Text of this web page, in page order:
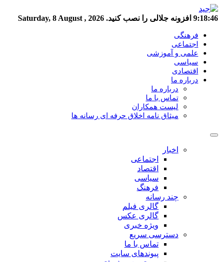
9:18:47 افزونه جلالی را نصب کنید. Saturday, 8 August , 2026
فرهنگی
اجتماعی
علمی و آموزشی
سیاسی
اقتصادی
درباره ما
درباره ما
تماس با ما
لیست همکاران
میثاق نامه اخلاق حرفه ای رسانه ها
اخبار
اجتماعی
اقتصاد
سیاسی
فرهنگ
چند رسانه
گالری فیلم
گالری عکس
ویژه خبری
دسترسی سریع
تماس با ما
پیوندهای سایت